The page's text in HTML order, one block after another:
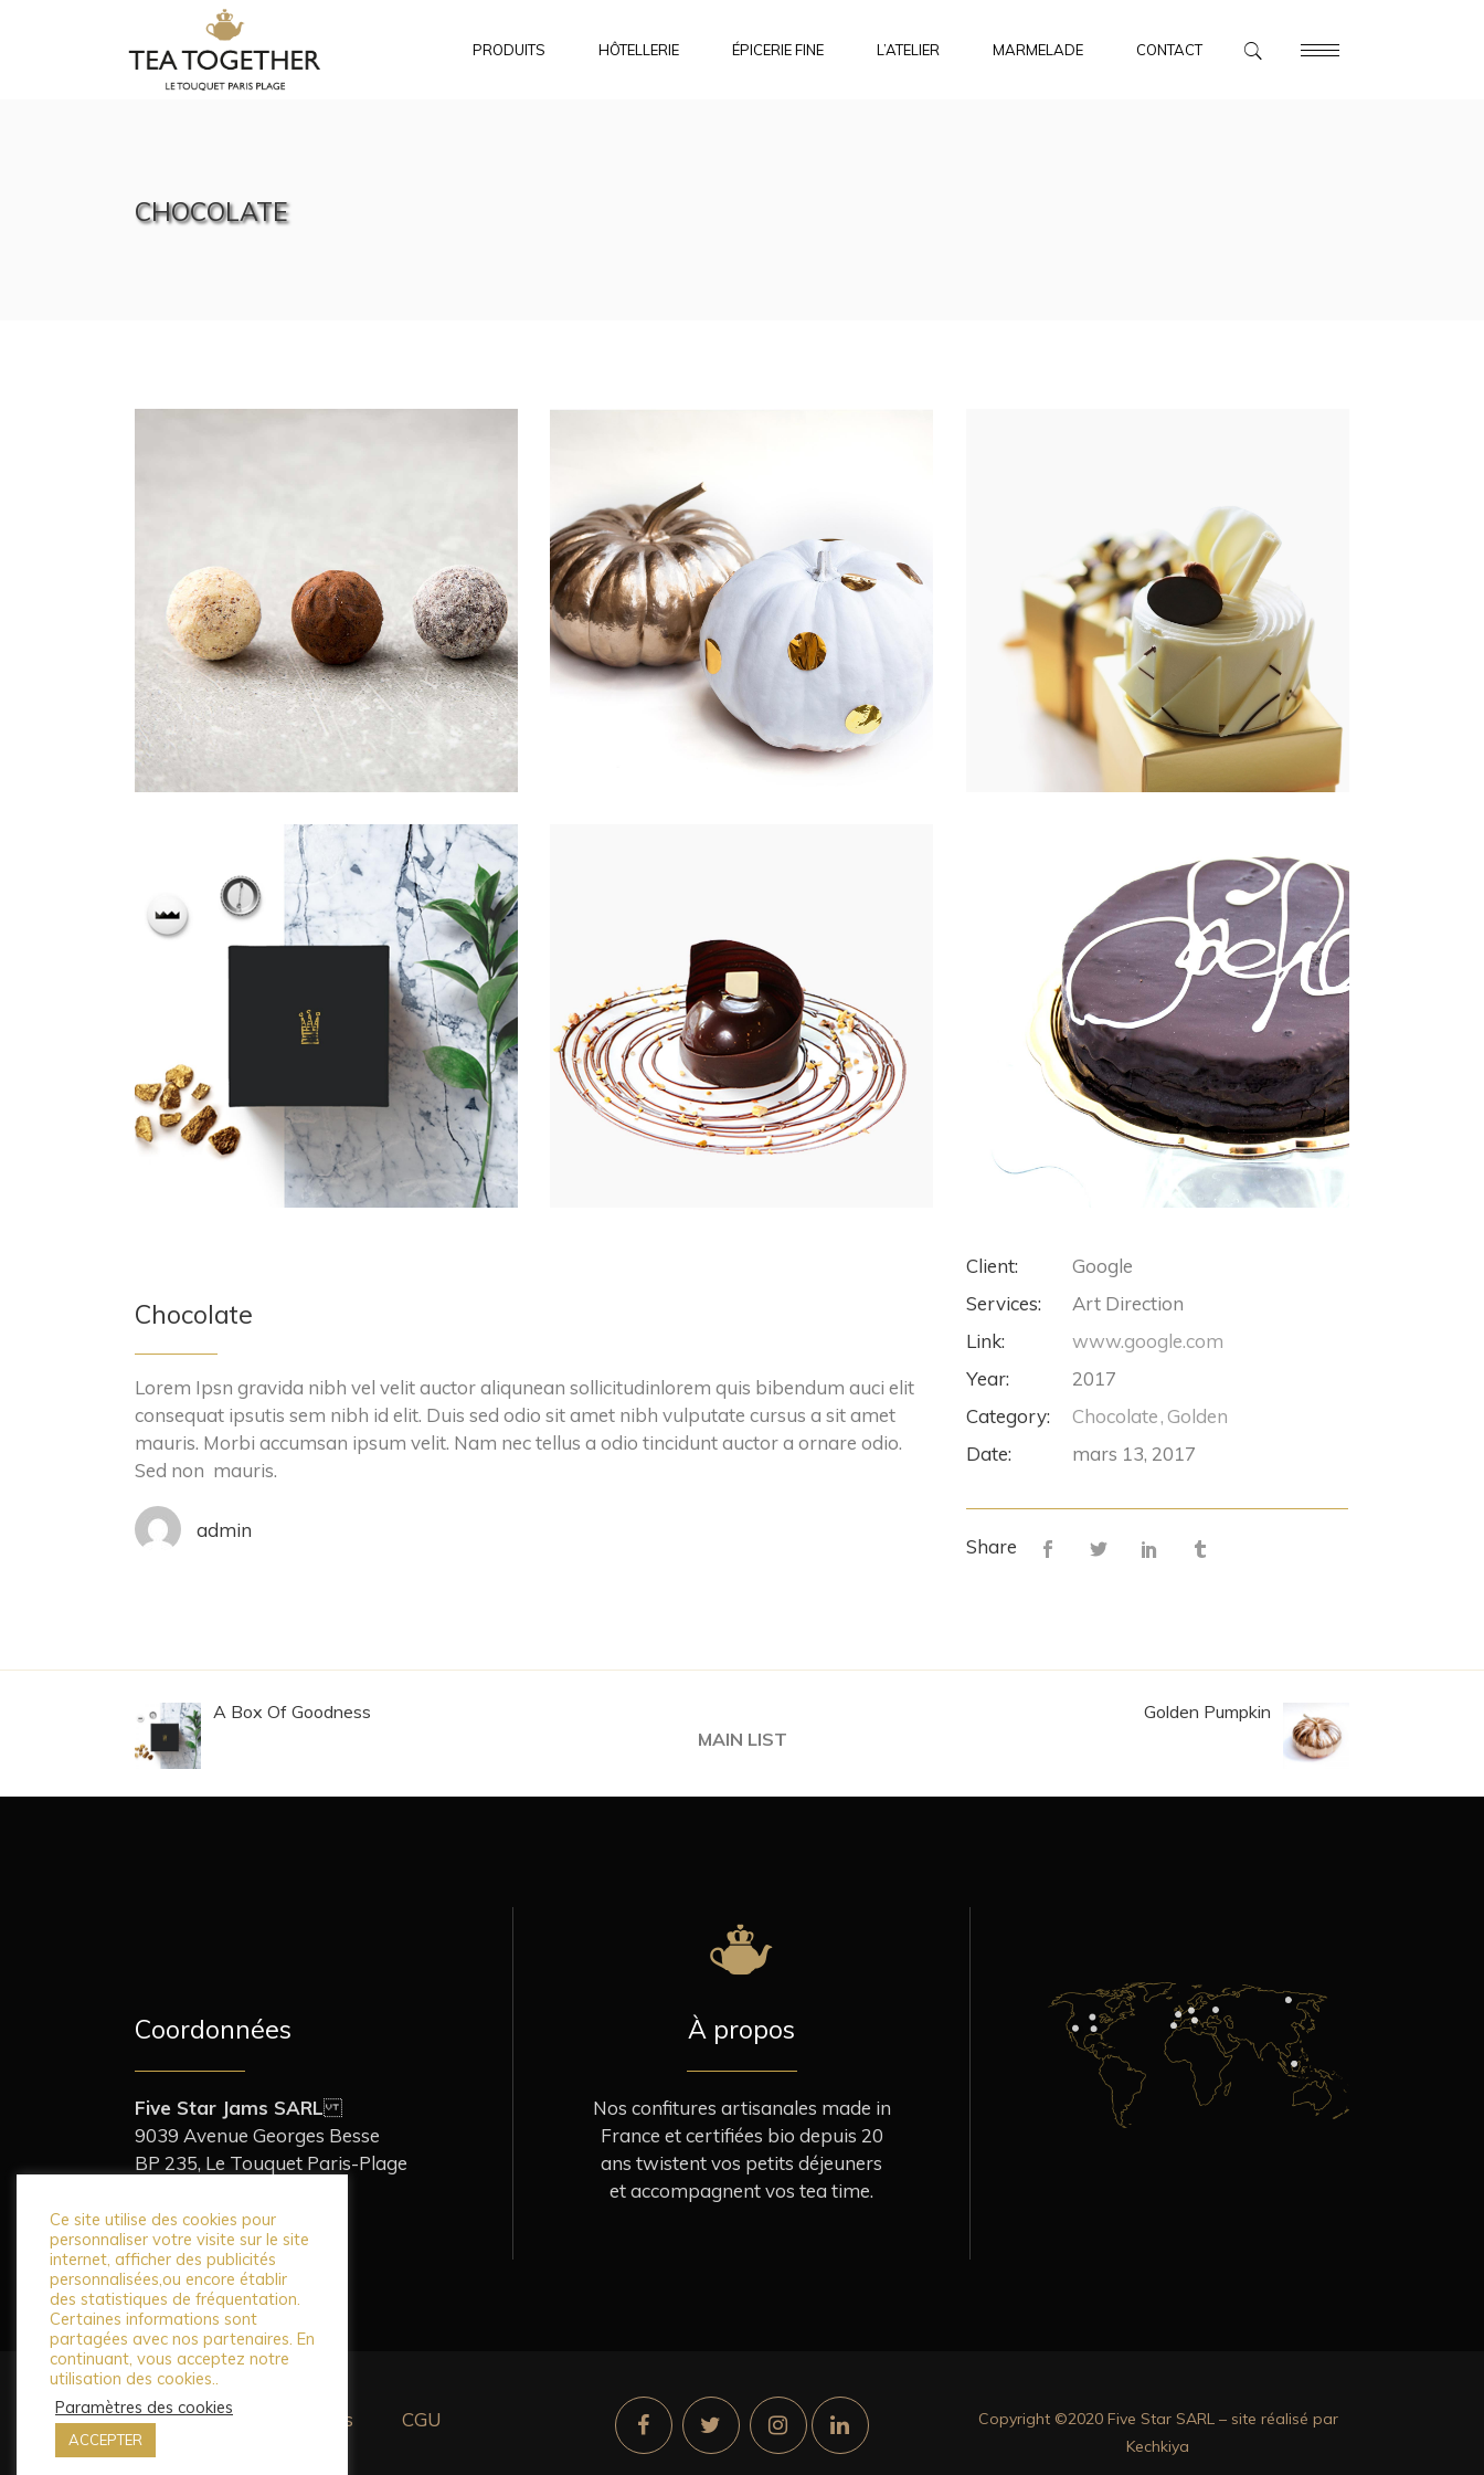
PRODUITS HÔTELLERIE ÉPICERIE FINE L’ATELIER MARMELADE CONTACT
CHOCOLATE
Chocolate
Lorem Ipsn gravida nibh vel velit auctor aliqunean sollicitudinlorem quis bibendum auci elit
consequat ipsutis sem nibh id elit. Duis sed odio sit amet nibh vulputate cursus a sit amet
mauris. Morbi accumsan ipsum velit. Nam nec tellus a odio tincidunt auctor a ornare odio.
Sed non mauris.
admin
Client:
Google
Services:
Art Direction
Link:
www.google.com
Year:
2017
Category:
Chocolate Golden
Date:
mars 13, 2017
Share
A Box Of Goodness
MAIN LIST
Golden Pumpkin
Coordonnées
Five Star Jams SARL
9039 Avenue Georges Besse
BP 235, Le Touquet Paris-Plage
+33 (0)3 21 94 90 00
contact@teatogether.fr
À propos
Nos confitures artisanales made in
France et certifiées bio depuis 20
ans twistent vos petits déjeuners
et accompagnent vos tea time.
Mentions légales CGU
Copyright ©2020 Five Star SARL – site réalisé par
Kechkiya
Ce site utilise des cookies pour
personnaliser votre visite sur le site
internet, afficher des publicités
personnalisées,ou encore établir
des statistiques de fréquentation.
Certaines informations sont
partagées avec nos partenaires. En
continuant, vous acceptez notre
utilisation des cookies..
Paramètres des cookies
ACCEPTER